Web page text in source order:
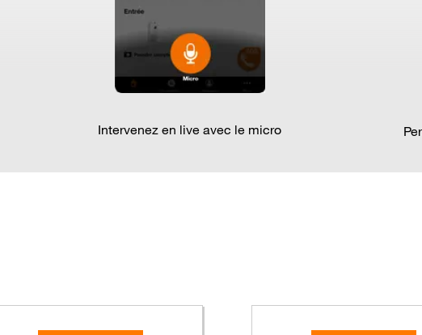
Intervenez en live avec le micro